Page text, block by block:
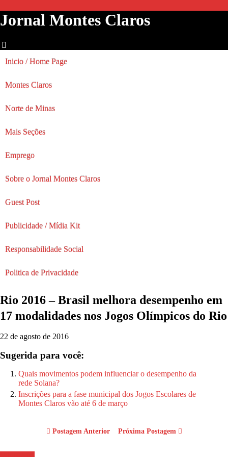
Jornal Montes Claros
Inicio / Home Page
Montes Claros
Norte de Minas
Mais Seções
Emprego
Sobre o Jornal Montes Claros
Guest Post
Publicidade / Mídia Kit
Responsabilidade Social
Politica de Privacidade
Rio 2016 – Brasil melhora desempenho em
17 modalidades nos Jogos Olímpicos do Rio
22 de agosto de 2016
Sugerida para você:
Quais movimentos podem influenciar o desempenho da
rede Solana?
Inscrições para a fase municipal dos Jogos Escolares de
Montes Claros vão até 6 de março
Postagem Anterior Próxima Postagem